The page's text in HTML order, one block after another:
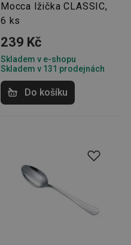
Mocca lžička CLASSIC,
6 ks
239 Kč
Skladem v e-shopu
Skladem v 131 prodejnách
Do košíku